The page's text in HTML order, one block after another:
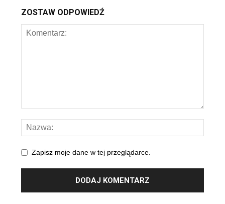
ZOSTAW ODPOWIEDŹ
Zapisz moje dane w tej przeglądarce.